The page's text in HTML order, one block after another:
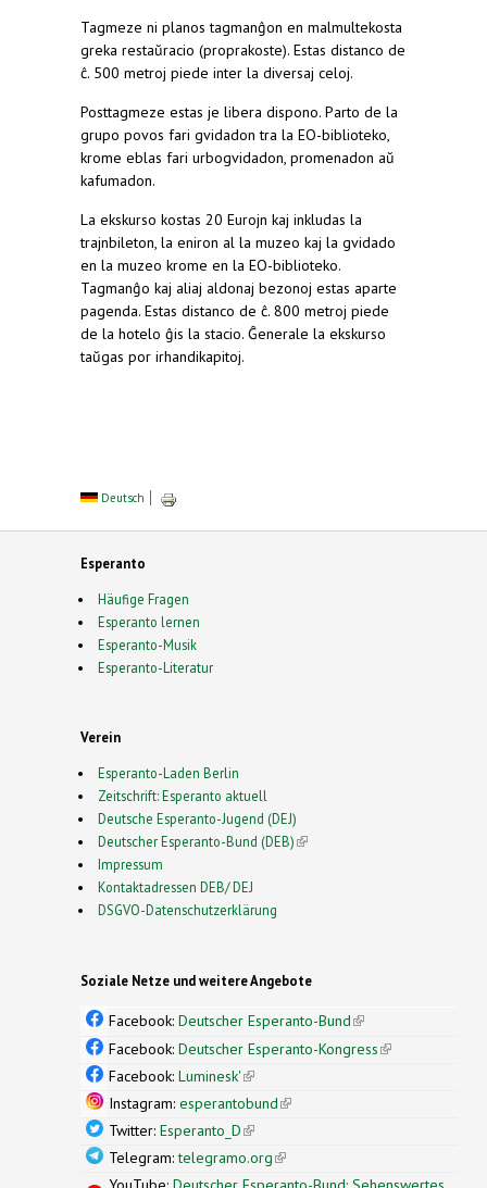
Tagmeze ni planos tagmanĝon en malmultekosta
greka restaŭracio (proprakoste). Estas distanco de
ĉ. 500 metroj piede inter la diversaj celoj.
Posttagmeze estas je libera dispono. Parto de la
grupo povos fari gvidadon tra la EO-biblioteko,
krome eblas fari urbogvidadon, promenadon aŭ
kafumadon.
La ekskurso kostas 20 Eurojn kaj inkludas la
trajnbileton, la eniron al la muzeo kaj la gvidado
en la muzeo krome en la EO-biblioteko.
Tagmanĝo kaj aliaj aldonaj bezonoj estas aparte
pagenda. Estas distanco de ĉ. 800 metroj piede
de la hotelo ĝis la stacio. Ĝenerale la ekskurso
taŭgas por irhandikapitoj.
Deutsch
Esperanto
Häufige Fragen
Esperanto lernen
Esperanto-Musik
Esperanto-Literatur
Verein
Esperanto-Laden Berlin
Zeitschrift: Esperanto aktuell
Deutsche Esperanto-Jugend (DEJ)
Deutscher Esperanto-Bund (DEB)(link is external)
Impressum
Kontaktadressen DEB/ DEJ
DSGVO-Datenschutzerklärung
Soziale Netze und weitere Angebote
Facebook: Deutscher Esperanto-Bund(link is
external)
Facebook: Deutscher Esperanto-Kongress(link is
Facebook: Luminesk'(link is external)
Instagram: esperantobund(link is external)
Twitter: Esperanto_D(link is external)
Telegram:telegramo.org(link is external)